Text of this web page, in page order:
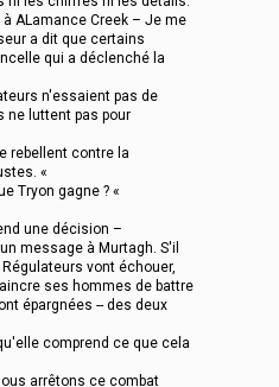
ALamance Creek – Je me
a dit que certains
qui a déclenché la
n'essaient pas de
ne luttent pas pour
rebellent contre la
«
Tryon gagne ? «
une décision –
message à Murtagh. S'il
vont échouer,
ses hommes de battre
épargnées -- des deux
comprend ce que cela
arrêtons ce combat